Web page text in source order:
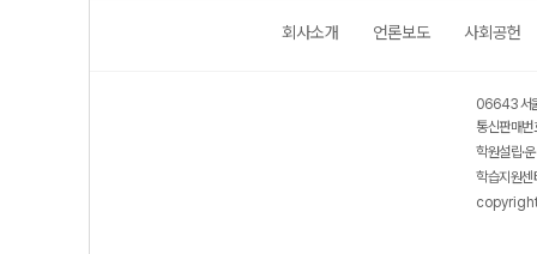
회사소개 언론보도 사회공헌
06643 서
통신판매
학원설립·
학습지원